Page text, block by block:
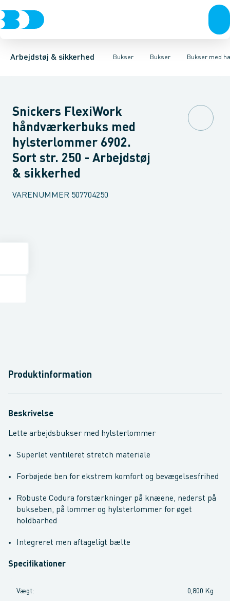
Arbejdstøj & sikkerhed Bukser
Trøjer & t-shirtsBukser Overtøj & huer Undertøj & sokkerSko
Bukser
BukserKnickers & Shorts OverallsKedeldragter Knæskånere
Bukser med
Bukser med hængelommer Bukser med lårlommer
Snickers FlexiWork
håndværkerbuks med
hylsterlommer 6902.
Sort str. 250 - Arbejdstøj
& sikkerhed
VARENUMMER 507704250
Produktinformation
Beskrivelse
Lette arbejdsbukser med hylsterlommer
Superlet ventileret stretch materiale
Forbøjede ben for ekstrem komfort og bevægelsesfrihed
Robuste Codura forstærkninger på knæene, nederst på
bukseben, på lommer og hylsterlommer for øget
holdbarhed
Integreret men aftageligt bælte
Specifikationer
Vægt: 0,800 Kg